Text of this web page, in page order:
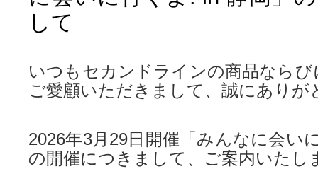
して
いつもセカンドラインの商品なら
ご愛顧いただきまして、誠にありが
2026年3月29日開催「みんなに会い
の開催につきまして、ご案内いたし